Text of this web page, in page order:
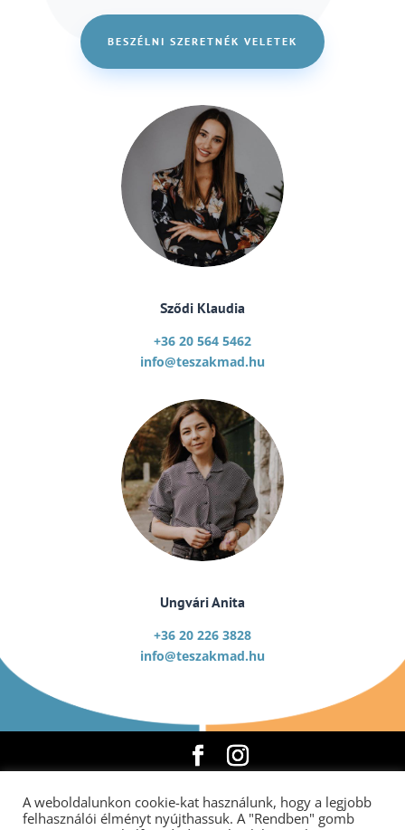
BESZÉLNI SZERETNÉK VELETEK
Sződi Klaudia
+36 20 564 5462
info@teszakmad.hu
Ungvári Anita
+36 20 226 3828
info@teszakmad.hu
Copyright © 2026 |Adatvédelmi szabályzat|
A weboldalunkon cookie-kat használunk, hogy a legjobb
felhasználói élményt nyújthassuk. A "Rendben" gomb